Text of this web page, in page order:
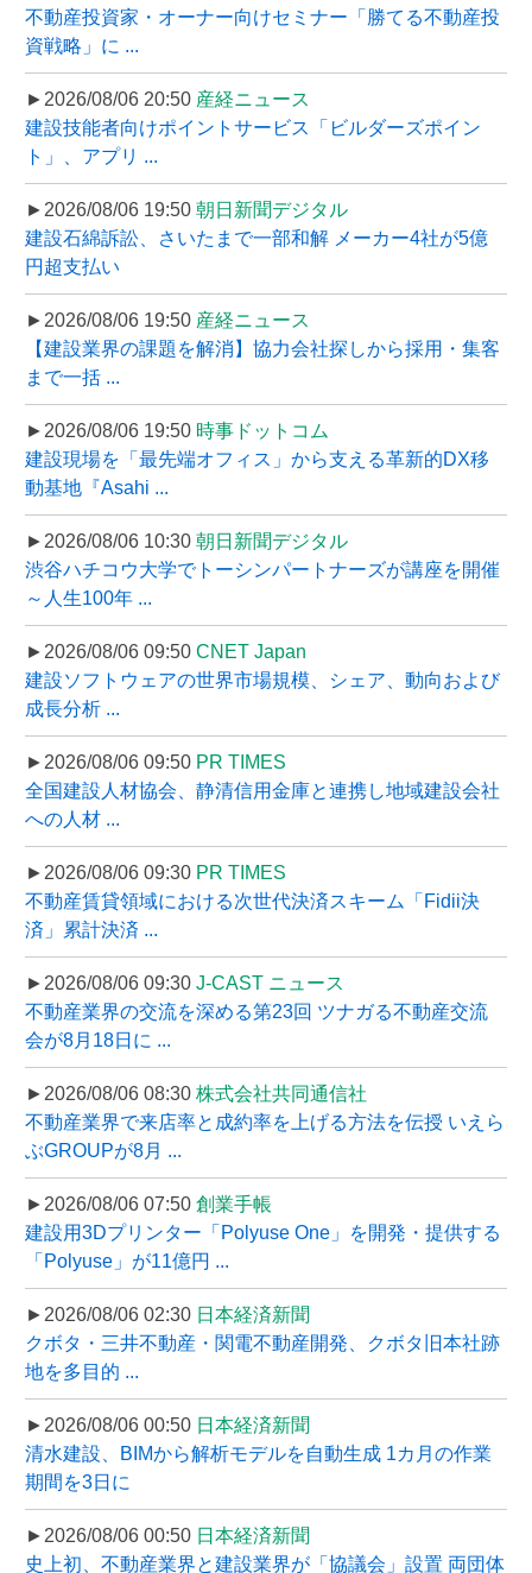
不動産投資家・オーナー向けセミナー「勝てる不動産投
資戦略」に ...
►2026/08/06 20:50 産経ニュース
建設技能者向けポイントサービス「ビルダーズポイン
ト」、アプリ ...
►2026/08/06 19:50 朝日新聞デジタル
建設石綿訴訟、さいたまで一部和解 メーカー4社が5億
円超支払い
►2026/08/06 19:50 産経ニュース
【建設業界の課題を解消】協力会社探しから採用・集客
まで一括 ...
►2026/08/06 19:50 時事ドットコム
建設現場を「最先端オフィス」から支える革新的DX移
動基地『Asahi ...
►2026/08/06 10:30 朝日新聞デジタル
渋谷ハチコウ大学でトーシンパートナーズが講座を開催
～人生100年 ...
►2026/08/06 09:50 CNET Japan
建設ソフトウェアの世界市場規模、シェア、動向および
成長分析 ...
►2026/08/06 09:50 PR TIMES
全国建設人材協会、静清信用金庫と連携し地域建設会社
への人材 ...
►2026/08/06 09:30 PR TIMES
不動産賃貸領域における次世代決済スキーム「Fidii決
済」累計決済 ...
►2026/08/06 09:30 J-CAST ニュース
不動産業界の交流を深める第23回 ツナガる不動産交流
会が8月18日に ...
►2026/08/06 08:30 株式会社共同通信社
不動産業界で来店率と成約率を上げる方法を伝授 いえら
ぶGROUPが8月 ...
►2026/08/06 07:50 創業手帳
建設用3Dプリンター「Polyuse One」を開発・提供する
「Polyuse」が11億円 ...
►2026/08/06 02:30 日本経済新聞
クボタ・三井不動産・関電不動産開発、クボタ旧本社跡
地を多目的 ...
►2026/08/06 00:50 日本経済新聞
清水建設、BIMから解析モデルを自動生成 1カ月の作業
期間を3日に
►2026/08/06 00:50 日本経済新聞
史上初、不動産業界と建設業界が「協議会」設置 両団体